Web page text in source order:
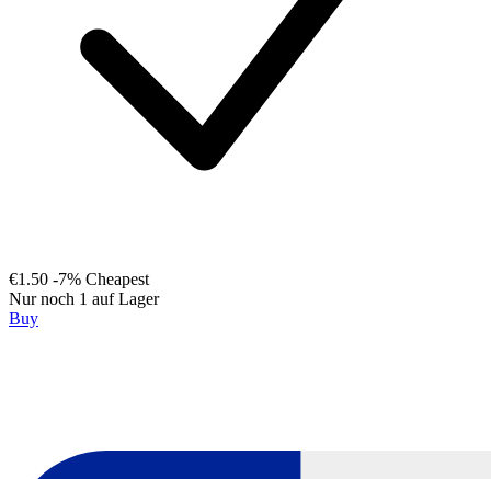
€1.50 -7% Cheapest
Nur noch 1 auf Lager
Buy